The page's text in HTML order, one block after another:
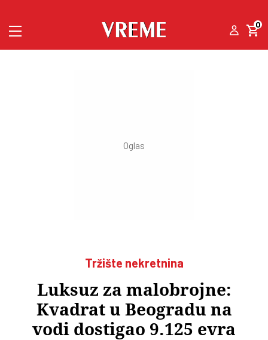
0
Tržište nekretnina
Luksuz za malobrojne:
Kvadrat u Beogradu na
vodi dostigao 9.125 evra